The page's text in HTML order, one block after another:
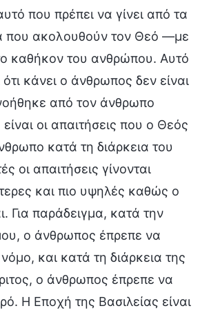
που πρέπει να γίνει από τα
που ακολουθούν τον Θεό —με
καθήκον του ανθρώπου. Αυτό
ότι κάνει ο άνθρωπος δεν είναι
από τον άνθρωπο
οι απαιτήσεις που ο Θεός
κατά τη διάρκεια του
οι απαιτήσεις γίνονται
και πιο υψηλές καθώς ο
Για παράδειγμα, κατά την
ο άνθρωπος έπρεπε να
και κατά τη διάρκεια της
ο άνθρωπος έπρεπε να
Η Εποχή της Βασιλείας είναι